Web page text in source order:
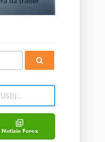
Notizie Forex